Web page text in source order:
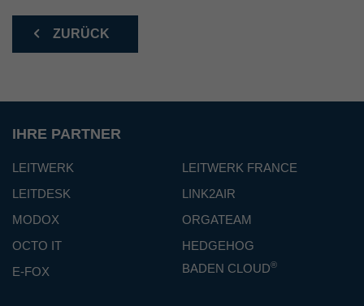
ZURÜCK
IHRE PARTNER
LEITWERK
LEITWERK FRANCE
LEITDESK
LINK2AIR
MODOX
ORGATEAM
OCTO IT
HEDGEHOG
E-FOX
BADEN CLOUD®